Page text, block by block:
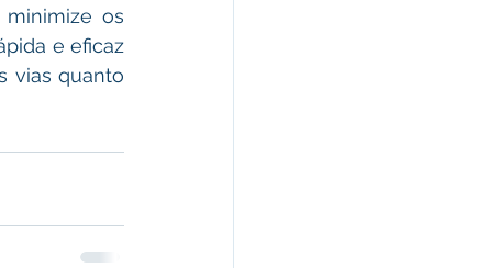
os
e eficaz
vias quanto